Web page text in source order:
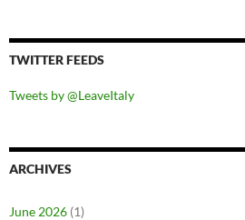
TWITTER FEEDS
Tweets by @LeaveItaly
ARCHIVES
June 2026 (1)